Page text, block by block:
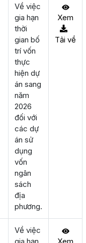
Về việc
gia hạn
thời
gian bố
trí vốn
thực
hiện dự
án sang
năm
2026
đối với
các dự
án sử
dụng
vốn
ngân
sách
địa
phương.
Xem
Tải về
Về việc